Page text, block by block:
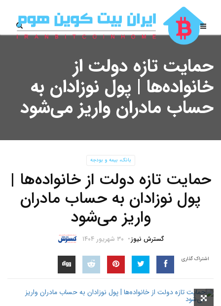
حمایت تازه دولت از
خانواده‌ها | پول نوزادان به
حساب مادران واریز می‌شود
بانک، بیمه و بودجه
حمایت تازه دولت از خانواده‌ها |
پول نوزادان به حساب مادران
واریز می‌شود
گسترش نیوز ۳۰ شهریور ۱۴۰۴
اشتراک گذاری